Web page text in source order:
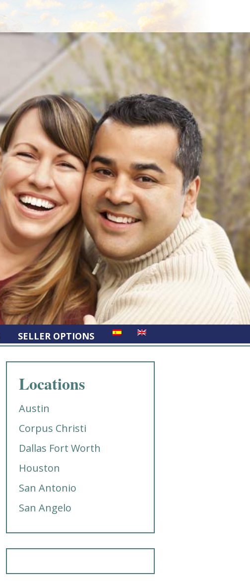
SELLER OPTIONS
Locations
Austin
Corpus Christi
Dallas Fort Worth
Houston
San Antonio
San Angelo